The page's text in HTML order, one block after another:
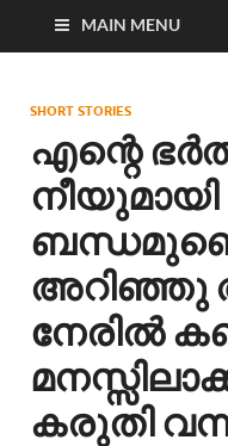
MAIN MENU
SHORT STORIES
എന്റെ
അറിഞ്ഞു
നേരിൽ
കരുതി